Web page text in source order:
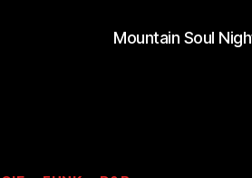
Mountain Soul
Kategorien